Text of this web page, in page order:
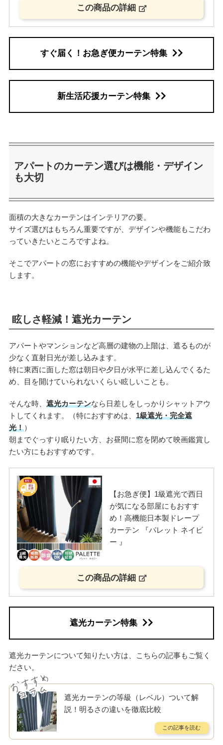
この商品の詳細
すぐ届く！お急ぎ便カーテン特集
新生活応援カーテン特集
アパートのカーテン選びは機能・デザイン
も大切
面積の大きなカーテンはインテリアの要。
サイズ選びはもちろん重要ですが、デザインや機能もこだわ
っていきたいところですよね。
そこでアパートの窓におすすめの機能やデザインをご紹介致
します。
眩しさ軽減！遮光カーテン
アパートやマンションなど高層の建物の上階は、遮るものが
少なく直射日光が差し込みます。
特に東西に面した窓は朝日や夕日が水平に差し込んでくるた
め、目を開けていられないくらい眩しいことも。
そんな時、 遮光カーテンなら日差しをしっかりシャットアウ
トしてくれます。（特におすすめは、 1級遮光・完全遮
光！）
朝までぐっすり眠りたい方、お昼間に窓を閉めて映画鑑賞し
たい方にもおすすめです。
【お急ぎ便】1級遮光で西日
が気になる部屋にもおすす
め！高機能日本製ドレープ
カーテン 『パレット ネイビ
ー 』
この商品の詳細
遮光カーテン特集
遮光カーテンについて知りたい方は、こちらの記事もご覧く
ださい。
遮光カーテンの等級（レベル）ついて解
説！明るさの違いを徹底比較